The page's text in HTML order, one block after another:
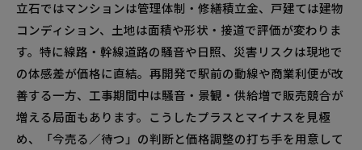
立石ではマンションは管理体制・修繕積立金、戸建ては建物
コンディション、土地は面積や形状・接道で評価が変わりま
す。特に線路・幹線道路の騒音や日照、災害リスクは現地で
の体感差が価格に直結。再開発で駅前の動線や商業利便が改
善する一方、工事期間中は騒音・景観・供給増で販売競合が
増える局面もあります。こうしたプラスとマイナスを見極
め、「今売る／待つ」の判断と価格調整の打ち手を用意して